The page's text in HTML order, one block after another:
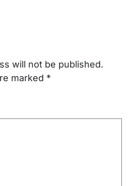
will not be published.
marked *